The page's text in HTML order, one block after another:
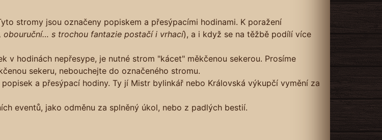
stromy jsou označeny popiskem a přesýpacími hodinami. K poražení
obouruční… s trochou fantazie postačí i vrhací), a i když se na těžbě podílí více
v hodinách nepřesype, je nutné strom "kácet" měkčenou sekerou. Prosíme
sekeru, nebouchejte do označeného stromu.
a přesýpací hodiny. Ty jí Mistr bylinkář nebo Královská výkupčí vymění za
eventů, jako odměnu za splněný úkol, nebo z padlých bestií.